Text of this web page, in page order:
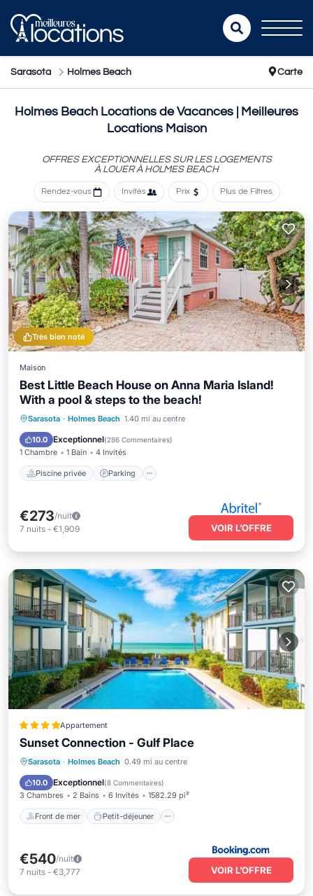
Sarasota Holmes Beach Carte
Holmes Beach Locations de Vacances | Meilleures
Locations Maison
OFFRES EXCEPTIONNELLES SUR LES LOGEMENTS
À LOUER À HOLMES BEACH
Rendez-vous Invités Prix Plus de Filtres
Très bien noté
Maison
Best Little Beach House on Anna Maria Island!
With a pool & steps to the beach!
Sarasota · Holmes Beach 1.40 mi au centre
10.0 Exceptionnel(286 Commentaires)
1 Chambre 1 Bain 4 Invités
Piscine privée Parking
Piscine privée Parking
Vue sur l’océan
€273/nuit
7 nuits - €1,909 VOIR L’OFFRE
Appartement
Sunset Connection - Gulf Place
Sarasota · Holmes Beach 0.49 mi au centre
10.0 Exceptionnel(8 Commentaires)
3 Chambres 2 Bains 6 Invités 1582.29 pi²
Front de mer Petit-déjeuner
Front de mer
Petit-déjeuner
Station de recharge pour véhicules électriques
Parking
€540/nuit
7 nuits - €3,777 VOIR L’OFFRE